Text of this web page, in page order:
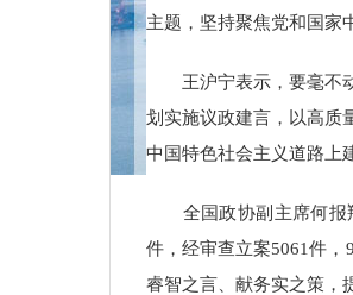
主题，坚持聚焦党和国家
王沪宁表示，要毫不
划实施议政建言，以高质
中国特色社会主义道路上
全国政协副主席何
件，经审查立案5061件
睿智之言、献务实之策，